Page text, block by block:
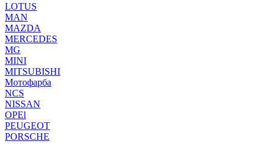
LOTUS
MAN
MAZDA
MERCEDES
MG
MINI
MITSUBISHI
Мотофарба
NCS
NISSAN
OPEl
PEUGEOT
PORSCHE